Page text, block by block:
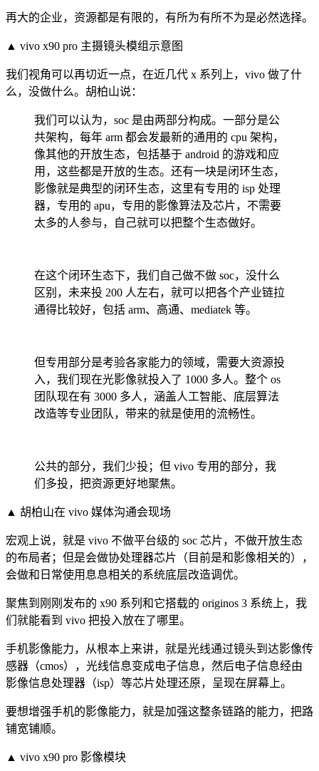
再大的企业，资源都是有限的，有所为有所不为是必然选择。
▲ vivo x90 pro 主摄镜头模组示意图
我们视角可以再切近一点，在近几代 x 系列上，vivo 做了什
么，没做什么。胡柏山说：
我们可以认为，soc 是由两部分构成。一部分是公
共架构，每年 arm 都会发最新的通用的 cpu 架构，
像其他的开放生态，包括基于 android 的游戏和应
用，这些都是开放的生态。还有一块是闭环生态，
影像就是典型的闭环生态，这里有专用的 isp 处理
器，专用的 apu，专用的影像算法及芯片，不需要
太多的人参与，自己就可以把整个生态做好。
在这个闭环生态下，我们自己做不做 soc，没什么
区别，未来投 200 人左右，就可以把各个产业链拉
通得比较好，包括 arm、高通、mediatek 等。
但专用部分是考验各家能力的领域，需要大资源投
入，我们现在光影像就投入了 1000 多人。整个 os
团队现在有 3000 多人，涵盖人工智能、底层算法
改造等专业团队，带来的就是使用的流畅性。
公共的部分，我们少投；但 vivo 专用的部分，我
们多投，把资源更好地聚焦。
▲ 胡柏山在 vivo 媒体沟通会现场
宏观上说，就是 vivo 不做平台级的 soc 芯片，不做开放生态
的布局者；但是会做协处理器芯片（目前是和影像相关的），
会做和日常使用息息相关的系统底层改造调优。
聚焦到刚刚发布的 x90 系列和它搭载的 originos 3 系统上，我
们就能看到 vivo 把投入放在了哪里。
手机影像能力，从根本上来讲，就是光线通过镜头到达影像传
感器（cmos），光线信息变成电子信息，然后电子信息经由
影像信息处理器（isp）等芯片处理还原，呈现在屏幕上。
要想增强手机的影像能力，就是加强这整条链路的能力，把路
铺宽铺顺。
▲ vivo x90 pro 影像模块